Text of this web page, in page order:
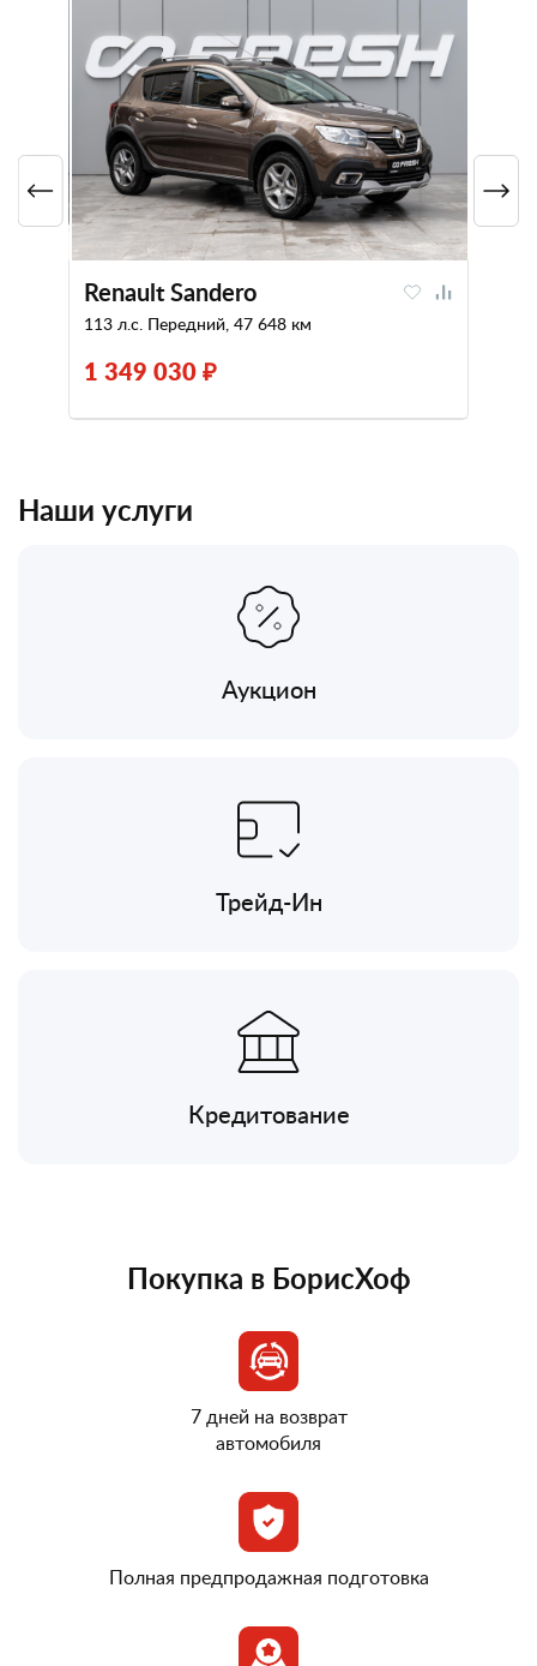
Renault Sandero
113 л.с. Передний, 47 648 км
1 349 030 ₽
Наши услуги
Аукцион
Трейд-Ин
Кредитование
Покупка в БорисХоф
7 дней на возврат
автомобиля
Полная предпродажная подготовка